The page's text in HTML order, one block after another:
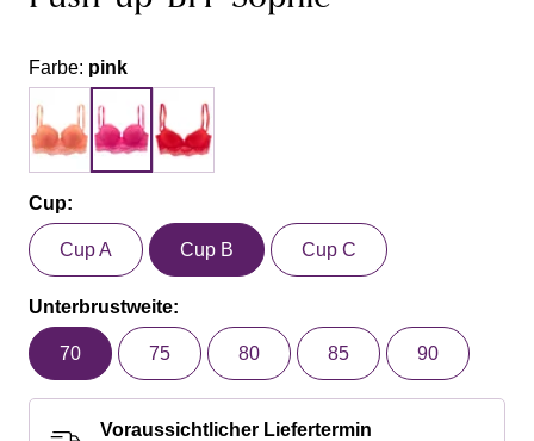
Farbe: pink
Cup:
Cup A Cup B Cup C
Unterbrustweite:
70 75 80 85 90
Voraussichtlicher Liefertermin